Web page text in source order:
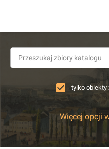
tylko obiekty
Więcej opcji